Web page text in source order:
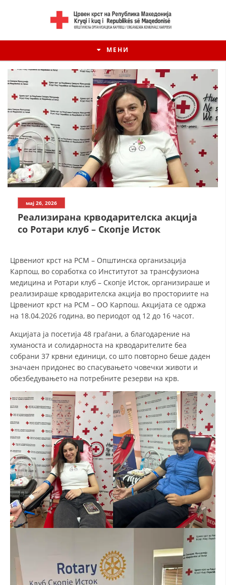
МЕНИ
ПРИРАЧНИЦИ
СТРАТЕГИИ
ЕДУКАТИВНО ИНФОРМАТИВНИ МАТЕРИЈАЛИ
БРОШУРИ
ПРЕЗЕНТАЦИИ
мај 26, 2026
Реализирана крводарителска акција
со Ротари клуб – Скопје Исток
Црвениот крст на РСМ – Општинска организација
Карпош, во соработка со Институтот за трансфузиона
медицина и Ротари клуб – Скопје Исток, организираше и
реализираше крводарителска акција во просториите на
Црвениот крст на РСМ – ОО Карпош. Акцијата се одржа
на 18.04.2026 година, во периодот од 12 до 16 часот.
Акцијата ја посетија 48 граѓани, а благодарение на
хуманоста и солидарноста на крводарителите беа
собрани 37 крвни единици, со што повторно беше даден
значаен придонес во спасувањето човечки животи и
обезбедувањето на потребните резерви на крв.